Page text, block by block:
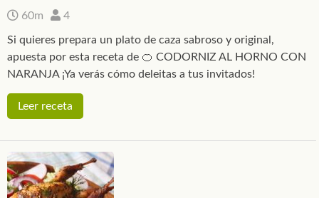
60m 4
Si quieres prepara un plato de caza sabroso y original,
apuesta por esta receta de 🍊 CODORNIZ AL HORNO CON
NARANJA ¡Ya verás cómo deleitas a tus invitados!
Leer receta